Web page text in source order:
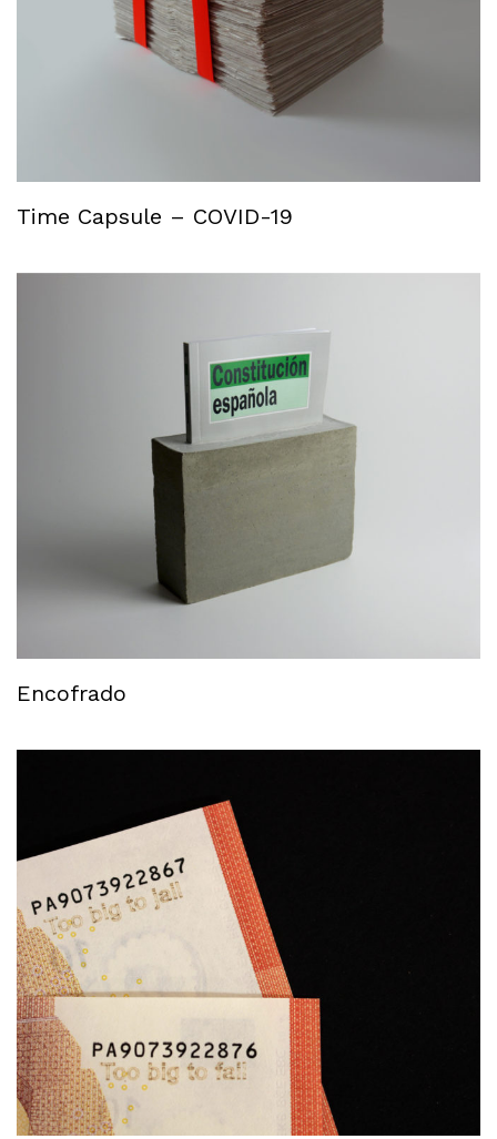
Time Capsule – COVID-19
Encofrado